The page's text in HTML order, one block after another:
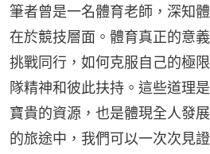
筆者曾是一名體育老師，深知
在於競技層面。體育真正的意
挑戰同行，如何克服自己的極
隊精神和彼此扶持。這些道理
寶貴的資源，也是體現全人發
的旅途中，我們可以一次次見